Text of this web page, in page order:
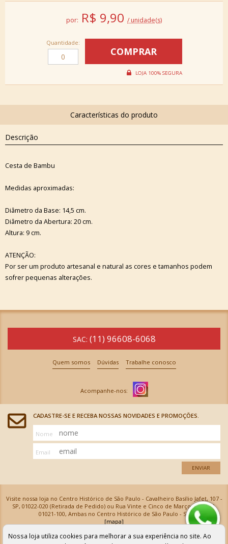
por: R$ 9,90 / unidade(s)
Quantidade:
Descrição
Cesta de Bambu
Medidas aproximadas:
Diâmetro da Base: 14,5 cm.
Diâmetro da Abertura: 20 cm.
Altura: 9 cm.
ATENÇÃO:
Por ser um produto artesanal e natural as cores e tamanhos podem
sofrer pequenas alterações.
SAC: (11) 96608-6068
Quem somos Dúvidas Trabalhe conosco
CADASTRE-SE E RECEBA NOSSAS NOVIDADES E PROMOÇÕES.
Nome
Email
ENVIAR
Visite nossa loja no Centro Histórico de São Paulo - Cavalheiro Basílio Jafet, 107 -
SP, 01022-020 (Retirada de Pedido) ou Rua Vinte e Cinco de Março, 576 - SP,
01021-100, Ambas no Centro Histórico de São Paulo - SP
[mapa]
Armarinhos Santa Cecília Ltda | CNPJ: 61.069.639/0001-18
Os preços e as condições de pagamento apresentadas na loja virtual não valem para nossa loja física e
Nossa loja utiliza cookies para melhorar a sua experiência no site. Ao